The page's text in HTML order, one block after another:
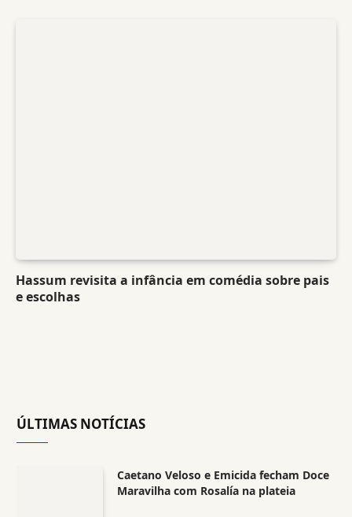
Hassum revisita a infância em comédia sobre pais
e escolhas
ÚLTIMAS NOTÍCIAS
Caetano Veloso e Emicida fecham Doce
Maravilha com Rosalía na plateia